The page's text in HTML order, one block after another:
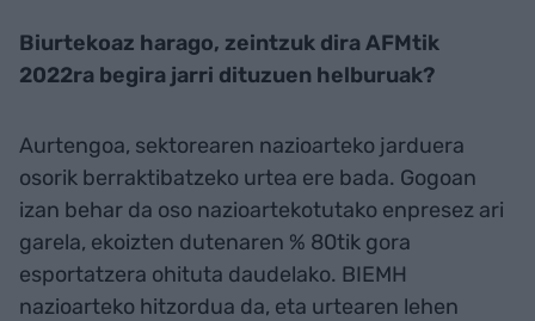
Biurtekoaz harago, zeintzuk dira AFMtik
2022ra begira jarri dituzuen helburuak?
Aurtengoa, sektorearen nazioarteko jarduera
osorik berraktibatzeko urtea ere bada. Gogoan
izan behar da oso nazioartekotutako enpresez ari
garela, ekoizten dutenaren % 80tik gora
esportatzera ohituta daudelako. BIEMH
nazioarteko hitzordua da, eta urtearen lehen